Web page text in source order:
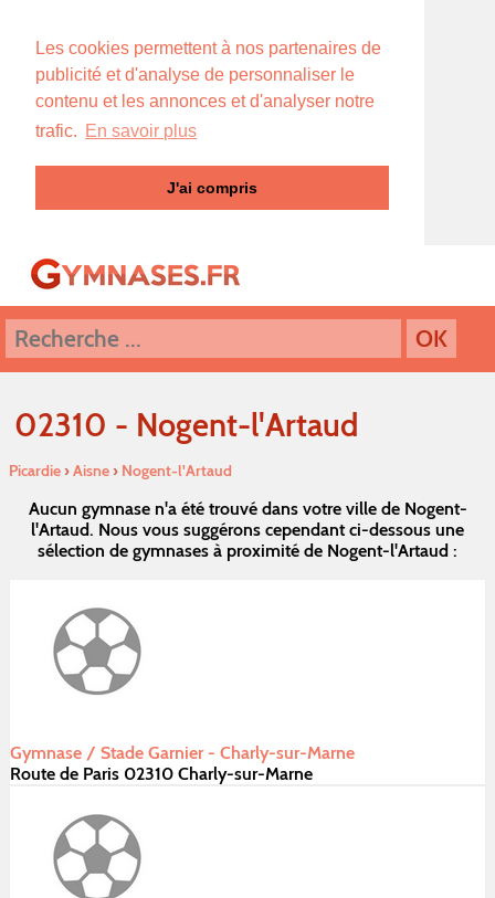
Les cookies permettent à nos partenaires de
publicité et d'analyse de personnaliser le
contenu et les annonces et d'analyser notre
trafic. En savoir plus
J'ai compris
02310 - Nogent-l'Artaud
Picardie›Aisne› Nogent-l'Artaud
Aucun gymnase n'a été trouvé dans votre ville de Nogent-
l'Artaud. Nous vous suggérons cependant ci-dessous une
sélection de gymnases à proximité de Nogent-l'Artaud :
Gymnase / Stade Garnier - Charly-sur-Marne
Route de Paris 02310 Charly-sur-Marne